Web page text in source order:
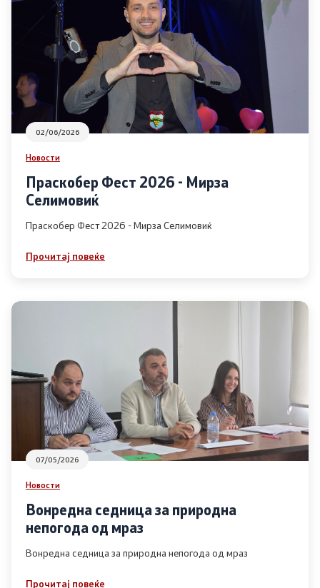
Урбанистички проекти
Службен гласник
Пристап до информации од јавен карактер
Пријави проблем
Јавни огласи
Завршени јавни огласи
Конкурси
Изјава за пристапност
02/06/2026
Новости
Праскобер Фест 2026 - Мирза
Селимовиќ
Праскобер Фест 2026 - Мирза Селимовиќ
Прочитај повеќе
07/05/2026
Новости
Вонредна седница за природна
непогода од мраз
Вонредна седница за природна непогода од мраз
Прочитај повеќе